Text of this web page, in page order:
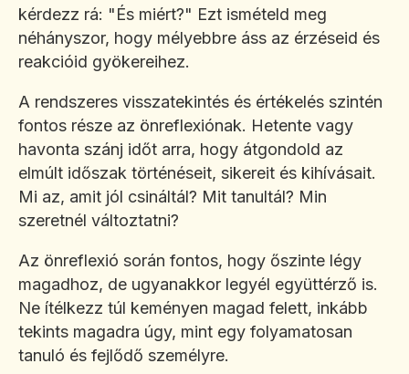
kérdezz rá: "És miért?" Ezt ismételd meg
néhányszor, hogy mélyebbre áss az érzéseid és
reakcióid gyökereihez.
A rendszeres visszatekintés és értékelés szintén
fontos része az önreflexiónak. Hetente vagy
havonta szánj időt arra, hogy átgondold az
elmúlt időszak történéseit, sikereit és kihívásait.
Mi az, amit jól csináltál? Mit tanultál? Min
szeretnél változtatni?
Az önreflexió során fontos, hogy őszinte légy
magadhoz, de ugyanakkor legyél együttérző is.
Ne ítélkezz túl keményen magad felett, inkább
tekints magadra úgy, mint egy folyamatosan
tanuló és fejlődő személyre.